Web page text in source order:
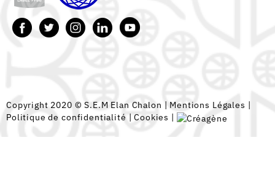
Copyright 2020 © S.E.M Elan Chalon | Mentions Légales |
Politique de confidentialité |Cookies |